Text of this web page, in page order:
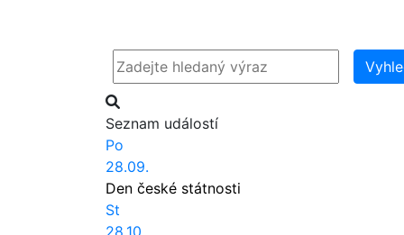
Seznam událostí
Po
28.09.
Den české státnosti
St
28.10.